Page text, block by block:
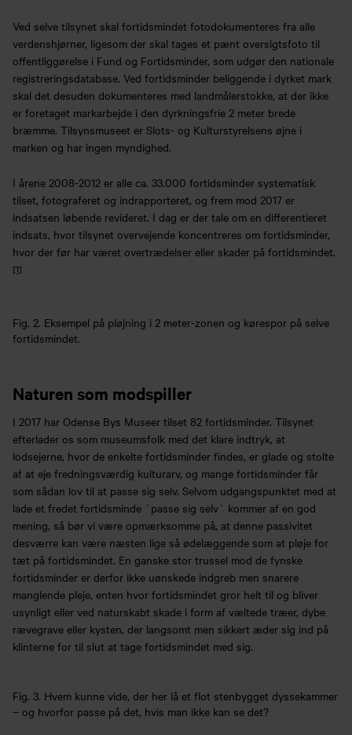
Ved selve tilsynet skal fortidsmindet fotodokumenteres fra alle
verdenshjørner, ligesom der skal tages et pænt oversigtsfoto til
offentliggørelse i Fund og Fortidsminder, som udgør den nationale
registreringsdatabase. Ved fortidsminder beliggende i dyrket mark
skal det desuden dokumenteres med landmålerstokke, at der ikke
er foretaget markarbejde i den dyrkningsfrie 2 meter brede
bræmme. Tilsynsmuseet er Slots- og Kulturstyrelsens øjne i
marken og har ingen myndighed.
I årene 2008-2012 er alle ca. 33.000 fortidsminder systematisk
tilset, fotograferet og indrapporteret, og frem mod 2017 er
indsatsen løbende revideret. I dag er der tale om en differentieret
indsats, hvor tilsynet overvejende koncentreres om fortidsminder,
hvor der før har været overtrædelser eller skader på fortidsmindet.
[1]
Fig. 2. Eksempel på pløjning i 2 meter-zonen og kørespor på selve
fortidsmindet.
Naturen som modspiller
I 2017 har Odense Bys Museer tilset 82 fortidsminder. Tilsynet
efterlader os som museumsfolk med det klare indtryk, at
lodsejerne, hvor de enkelte fortidsminder findes, er glade og stolte
af at eje fredningsværdig kulturarv, og mange fortidsminder får
som sådan lov til at passe sig selv. Selvom udgangspunktet med at
lade et fredet fortidsminde ´passe sig selv´ kommer af en god
mening, så bør vi være opmærksomme på, at denne passivitet
desværre kan være næsten lige så ødelæggende som at pløje for
tæt på fortidsmindet. En ganske stor trussel mod de fynske
fortidsminder er derfor ikke uønskede indgreb men snarere
manglende pleje, enten hvor fortidsmindet gror helt til og bliver
usynligt eller ved naturskabt skade i form af væltede træer, dybe
rævegrave eller kysten, der langsomt men sikkert æder sig ind på
klinterne for til slut at tage fortidsmindet med sig.
Fig. 3. Hvem kunne vide, der her lå et flot stenbygget dyssekammer
– og hvorfor passe på det, hvis man ikke kan se det?